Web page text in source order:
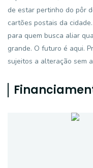
de estar pertinho do pôr
cartões postais da
para quem busca aliar
grande. O futuro é aqui.
sujeitos a alteração sem